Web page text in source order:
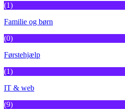
(1)
Familie og børn
(0)
Førstehjælp
(1)
IT & web
(9)